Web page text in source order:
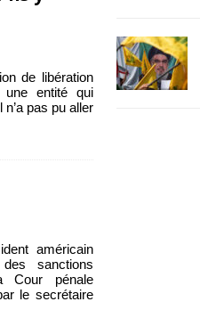
de libération
entité qui
pas pu aller
américain
sanctions
Cour pénale
le secrétaire